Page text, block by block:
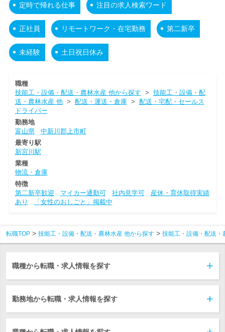
定時で帰れる仕事 注目の求人検索ワード
正社員 リモートワーク・在宅勤務 第二新卒
未経験 土日祝日休み
職種
技能工・設備・配送・農林水産 他から探す > 技能工・設備・配
送・農林水産 他> 配送・運送・倉庫> 配送・宅配・セールス
ドライバー
勤務地
富山県
中新川郡上市町
最寄り駅
新宮川駅
業種
物流・倉庫
特徴
第二新卒歓迎
マイカー通勤可 社内見学可
産休・育休取得実績
あり
「女性のおしごと」掲載中
転職TOP 技能工・設備・配送・農林水産 他から探す 技能工・設備・配送・
職種から転職・求人情報を探す
勤務地から転職・求人情報を探す